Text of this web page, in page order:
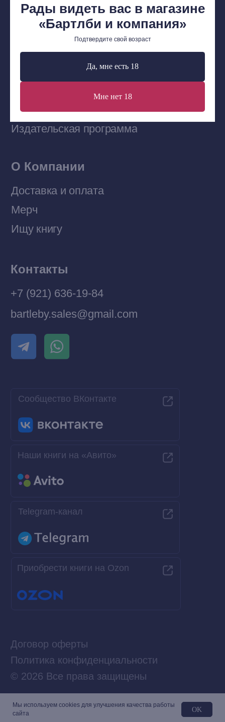
Рады видеть вас в магазине
«Бартлби и компания»
Подтвердите свой возраст
Да, мне есть 18
Мне нет 18
Мы используем сookies для улучшения качества работы
сайта
OK
Договор оферты
Политика конфиденциальности
Приобрести книги на Ozon
Сообщество ВКонтакте
Наши книги на «Авито»
Telegram-канал